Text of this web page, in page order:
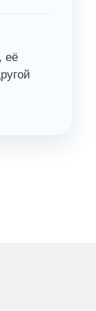
её